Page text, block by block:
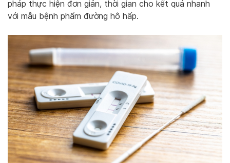
pháp thực hiện đơn giản, thời gian cho kết quả nhanh
với mẫu bệnh phẩm đường hô hấp.